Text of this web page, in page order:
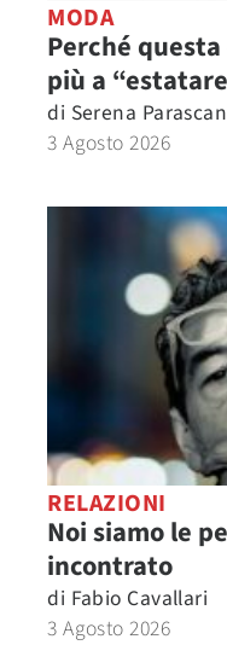
MODA
Perché
più a
di Serena
3 Agosto 2026
RELAZIONI
Noi siamo le
incontrato
di Fabio Cavallari
3 Agosto 2026